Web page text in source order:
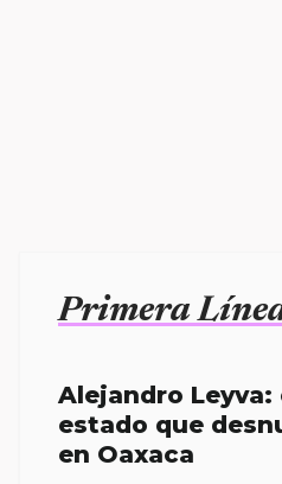
Primera
Alejandro Leyva:
estado que
en Oaxaca